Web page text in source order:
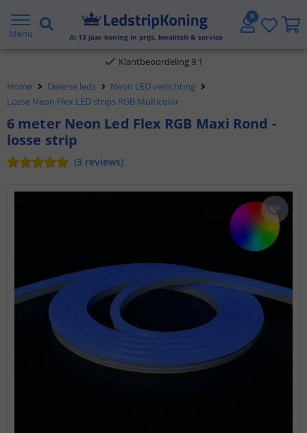
Menu Al 13 jaar koning in prijs, kwaliteit & service
Gratis verzending vanaf € 20,- NL en BE
Klantbeoordeling 9.1
Voor 23:45 uur besteld,morgen in huis
Home Diverse leds
Neon LED verlichting
Losse Neon Flex LED strips RGB Multicolor
6 meter Neon Led Flex RGB Maxi Rond -
losse strip
(3 reviews)